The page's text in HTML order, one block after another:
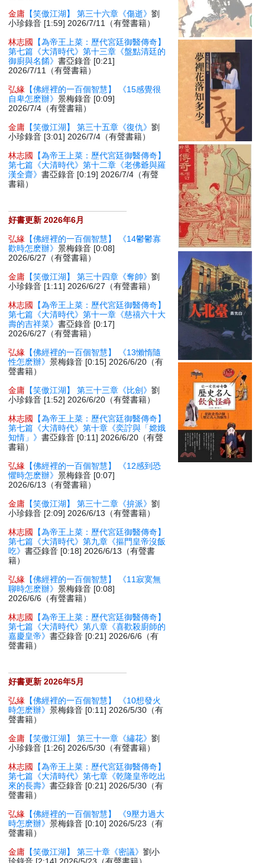
金庸 【笑傲江湖】 第三十六章《傷逝》劉
小珍錄音 [1:59] 2026/7/11（有聲書籍）
林志國
【為帝王上菜：歷代宮廷御醫傳奇】
第七篇《大清時代》第十三章《盤點清廷的
御廚與名餚》書亞錄音 [0:21]
2026/7/11（有聲書籍）
弘緣 【佛經裡的一百個智慧】 《15感覺很
自卑怎麽辦》景梅錄音 [0:09]
2026/7/4（有聲書籍）
金庸 【笑傲江湖】 第三十五章《復仇》劉
小珍錄音 [3:01] 2026/7/4（有聲書籍）
林志國
【為帝王上菜：歷代宮廷御醫傳奇】
第七篇《大清時代》第十二章《老佛爺與羅
漢全齋》書亞錄音 [0:19] 2026/7/4（有聲
書籍）
好書更新 2026年6月
弘緣 【佛經裡的一百個智慧】 《14鬱鬱寡
歡時怎麽辦》景梅錄音 [0:08]
2026/6/27（有聲書籍）
金庸 【笑傲江湖】 第三十四章《奪帥》劉
小珍錄音 [1:11] 2026/6/27（有聲書籍）
林志國
【為帝王上菜：歷代宮廷御醫傳奇】
第七篇《大清時代》第十一章《慈禧六十大
壽的吉祥菜》書亞錄音 [0:17]
2026/6/27（有聲書籍）
弘緣 【佛經裡的一百個智慧】 《13懶惰隨
性怎麽辦》景梅錄音 [0:15] 2026/6/20（有
聲書籍）
金庸 【笑傲江湖】 第三十三章《比劍》劉
小珍錄音 [1:52] 2026/6/20（有聲書籍）
林志國
【為帝王上菜：歷代宮廷御醫傳奇】
第七篇《大清時代》第十章《奕詝與「嫦娥
知情」》書亞錄音 [0:11] 2026/6/20（有聲
書籍）
弘緣 【佛經裡的一百個智慧】 《12感到恐
懼時怎麽辦》景梅錄音 [0:07]
2026/6/13（有聲書籍）
金庸 【笑傲江湖】 第三十二章《拚派》劉
小珍錄音 [2:09] 2026/6/13（有聲書籍）
林志國
【為帝王上菜：歷代宮廷御醫傳奇】
第七篇《大清時代》第九章《摳門皇帝沒飯
吃》書亞錄音 [0:18] 2026/6/13（有聲書
籍）
弘緣 【佛經裡的一百個智慧】 《11寂寞無
聊時怎麽辦》景梅錄音 [0:08]
2026/6/6（有聲書籍）
林志國
【為帝王上菜：歷代宮廷御醫傳奇】
第七篇《大清時代》第八章《喜歡殺廚師的
嘉慶皇帝》書亞錄音 [0:21] 2026/6/6（有
聲書籍）
好書更新 2026年5月
弘緣 【佛經裡的一百個智慧】 《10想發火
時怎麽辦》景梅錄音 [0:11] 2026/5/30（有
聲書籍）
金庸 【笑傲江湖】 第三十一章《繡花》劉
小珍錄音 [1:26] 2026/5/30（有聲書籍）
林志國
【為帝王上菜：歷代宮廷御醫傳奇】
第七篇《大清時代》第七章《乾隆皇帝吃出
來的長壽》書亞錄音 [0:21] 2026/5/30（有
聲書籍）
弘緣 【佛經裡的一百個智慧】 《9壓力過大
時怎麽辦》景梅錄音 [0:10] 2026/5/23（有
聲書籍）
金庸 【笑傲江湖】 第三十章《密議》劉小